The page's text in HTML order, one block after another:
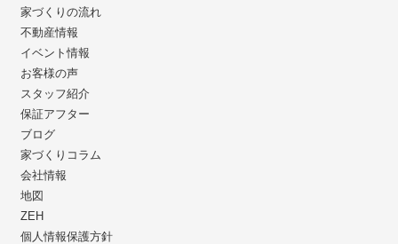
家づくりの流れ
不動産情報
イベント情報
お客様の声
スタッフ紹介
保証アフター
ブログ
家づくりコラム
会社情報
地図
ZEH
個人情報保護方針